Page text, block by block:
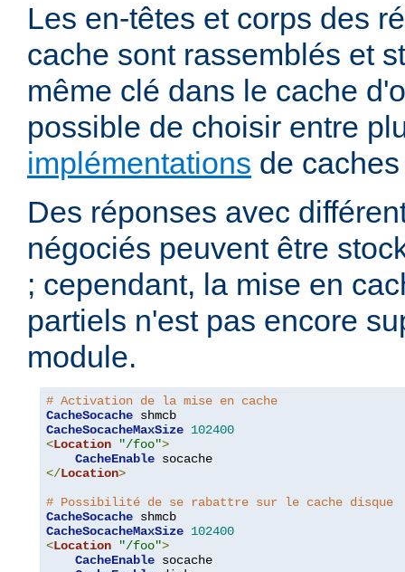
Les en-têtes et corps des
cache sont rassemblés et
même clé dans le cache
possible de choisir entre
implémentations de
Des réponses avec
négociés peuvent être
; cependant, la mise en
partiels n'est pas encore
module.
# Activation de la mise en cache
CacheSocache
CacheSocacheMaxSize 102400
<Location "/foo">
CacheEnable
</Location>
# Possibilité de se rabattre sur le cache disque
CacheSocache
CacheSocacheMaxSize 102400
<Location "/foo">
CacheEnable socache